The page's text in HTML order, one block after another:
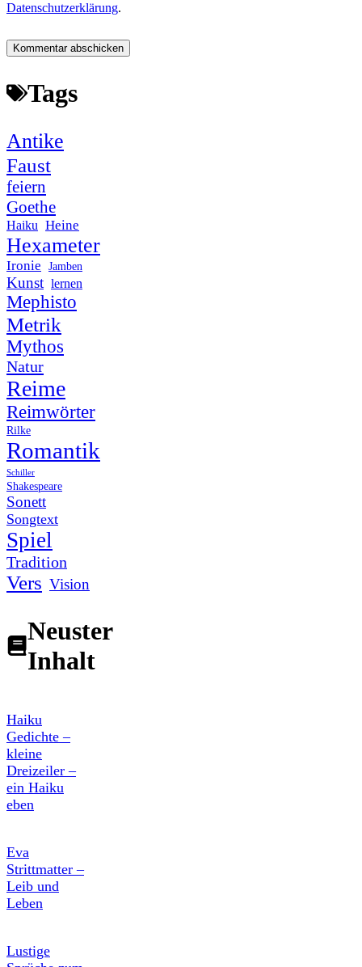
Datenschutzerklärung.
Tags
Antike
Faust
feiern
Goethe
Haiku Heine
Hexameter
Ironie Jamben
Kunst lernen
Mephisto
Metrik
Mythos
Natur
Reime
Reimwörter
Rilke
Romantik
Schiller
Shakespeare
Sonett
Songtext
Spiel
Tradition
Vers Vision
Neuster
Inhalt
Haiku
Gedichte –
kleine
Dreizeiler –
ein Haiku
eben
Eva
Strittmatter –
Leib und
Leben
Lustige